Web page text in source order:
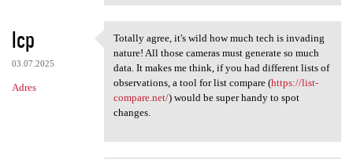
lcp
03.07.2025
Adres
Totally agree, it's wild how
Totally agree, it's wild how much tech is invading
nature! All those cameras must generate so much
data. It makes me think, if you had different lists of
observations, a tool for list compare (https://list-
compare.net/) would be super handy to spot
changes.